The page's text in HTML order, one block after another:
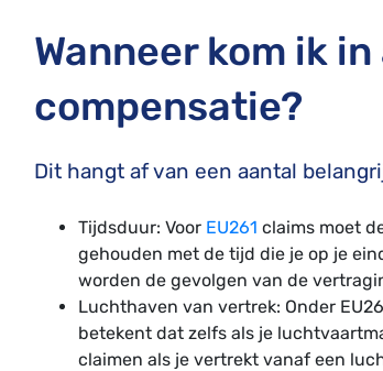
Wanneer kom ik
compensatie?
Dit hangt af van een aantal
Tijdsduur: Voor EU261 claims moet
gehouden met de tijd die je op je
worden de gevolgen van de
Luchthaven van vertrek: Onder
betekent dat zelfs als je
claimen als je vertrekt vanaf een